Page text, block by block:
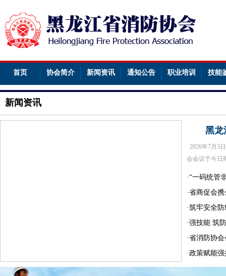
首页 协会简介 新闻资讯 通知公告 职业培训 技能
新闻资讯
黑龙
2026年7月3
会会议于今日
·“一码统管
·省商促会
·筑牢安全
·强技能 筑
·省消防协
·政策赋能